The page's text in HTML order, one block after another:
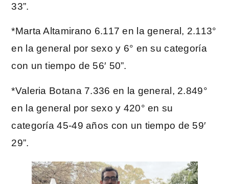
33”.
*Marta Altamirano 6.117 en la general, 2.113°
en la general por sexo y 6° en su categoría
con un tiempo de 56′ 50”.
*Valeria Botana 7.336 en la general, 2.849°
en la general por sexo y 420° en su
categoría 45-49 años con un tiempo de 59′
29”.